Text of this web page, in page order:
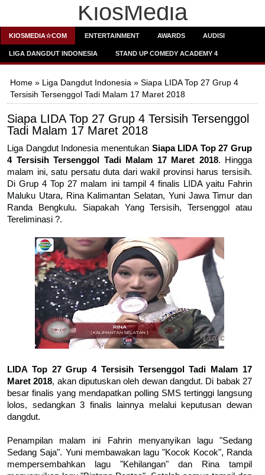
KiosMedia
KIOSMEDIA☆COM ENTERTAINMENT AWARDS AUDISI
LIGA DANGDUT INDONESIA STAND UP COMEDY ACADEMY 4
Home » Liga Dangdut Indonesia » Siapa LIDA Top 27 Grup 4
Tersisih Tersenggol Tadi Malam 17 Maret 2018
Siapa LIDA Top 27 Grup 4 Tersisih Tersenggol
Tadi Malam 17 Maret 2018
Liga Dangdut Indonesia menentukan Siapa LIDA Top 27 Grup
4 Tersisih Tersenggol Tadi Malam 17 Maret 2018. Hingga
malam ini, satu persatu duta dari wakil provinsi harus tersisih.
Di Grup 4 Top 27 malam ini tampil 4 finalis LIDA yaitu Fahrin
Maluku Utara, Rina Kalimantan Selatan, Yuni Jawa Timur dan
Randa Bengkulu. Siapakah Yang Tersisih, Tersenggol atau
Tereliminasi ?.
LIDA Top 27 Grup 4 Tersisih Tersenggol Tadi Malam 17
Maret 2018, akan diputuskan oleh dewan dangdut. Di babak 27
besar finalis yang mendapatkan polling SMS tertinggi langsung
lolos, sedangkan 3 finalis lainnya melalui keputusan dewan
dangdut.
Penampilan malam ini Fahrin menyanyikan lagu "Sedang
Sedang Saja". Yuni membawakan lagu "Kocok Kocok", Randa
mempersembahkan lagu "Kehilangan" dan Rina tampil